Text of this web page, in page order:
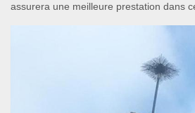
assurera une meilleure prestation dans